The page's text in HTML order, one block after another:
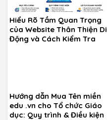
Hiểu Rõ Tầm Quan Trọng
của Website Thân Thiện Di
Động và Cách Kiểm Tra
Hướng dẫn Mua Tên miền
edu .vn cho Tổ chức Giáo
dục: Quy trình & Điều kiện